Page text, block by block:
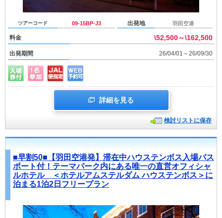
ツアーコード 09-15BP-J3 出発地 羽田空港
料金 \52,500～\162,500
出発期間 26/04/01～26/09/30
詳細を見る
検討リストに保存
■早割50■【羽田空港発】滞在中ハウステンボス入場パス
ポート付！テーマパーク内にある唯一の直営オフィシャ
ルホテル ＜ホテルアムステルダム ハウステンボス＞に
泊まる1泊2日フリープラン